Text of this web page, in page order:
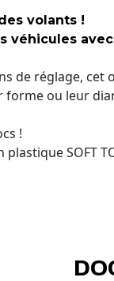
volants !
véhicules
de réglage, cet
forme ou leur
!
SOFT